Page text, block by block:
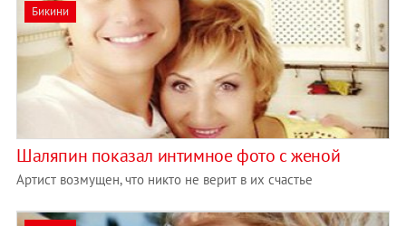
Бикини
Шаляпин показал интимное фото с женой
Артист возмущен, что никто не верит в их счастье